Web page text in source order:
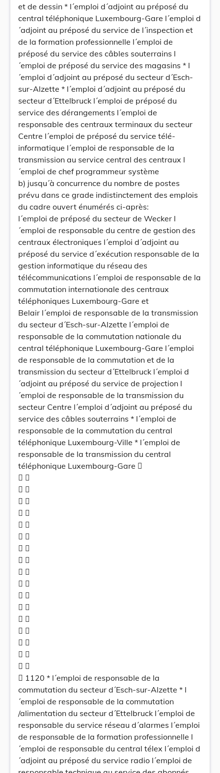
et de dessin * l´emploi d´adjoint au préposé du
central téléphonique Luxembourg-Gare l´emploi d
´adjoint au préposé du service de l´inspection et
de la formation professionnelle l´emploi de
préposé du service des câbles souterrains l
´emploi de préposé du service des magasins * l
´emploi d´adjoint au préposé du secteur d´Esch-
sur-Alzette * l´emploi d´adjoint au préposé du
secteur d´Ettelbruck l´emploi de préposé du
service des dérangements l´emploi de
responsable des centraux terminaux du secteur
Centre l´emploi de préposé du service télé-
informatique l´emploi de responsable de la
transmission au service central des centraux l
´emploi de chef programmeur système
b) jusqu´à concurrence du nombre de postes
prévu dans ce grade indistinctement des emplois
du cadre ouvert énumérés ci-après:
l´emploi de préposé du secteur de Wecker l
´emploi de responsable du centre de gestion des
centraux électroniques l´emploi d´adjoint au
préposé du service d´exécution responsable de la
gestion informatique du réseau des
télécommunications l´emploi de responsable de la
commutation internationale des centraux
téléphoniques Luxembourg-Gare et
Belair l´emploi de responsable de la transmission
du secteur d´Esch-sur-Alzette l´emploi de
responsable de la commutation nationale du
central téléphonique Luxembourg-Gare l´emploi
de responsable de la commutation et de la
transmission du secteur d´Ettelbruck l´emploi d
´adjoint au préposé du service de projection l
´emploi de responsable de la transmission du
secteur Centre l´emploi d´adjoint au préposé du
service des câbles souterrains * l´emploi de
responsable de la commutation du central
téléphonique Luxembourg-Ville * l´emploi de
responsable de la transmission du central
téléphonique Luxembourg-Gare 
 
 
 
 
 
 
 
 
 
 
 
 
 
 
 
 
 
 1120 * l´emploi de responsable de la
commutation du secteur d´Esch-sur-Alzette * l
´emploi de responsable de la commutation
/alimentation du secteur d´Ettelbruck l´emploi de
responsable du service réseau d´alarmes l´emploi
de responsable de la formation professionnelle l
´emploi de responsable du central télex l´emploi d
´adjoint au préposé du service radio l´emploi de